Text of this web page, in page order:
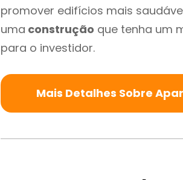
promover edifícios mais
uma construção que tenha um
para o investidor.
Mais Detalhes Sobre